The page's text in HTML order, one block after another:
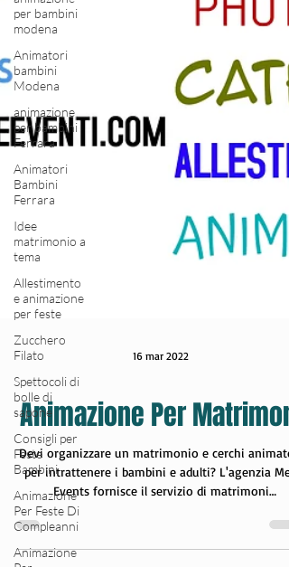
per bambini
modena
Animatori
bambini
Modena
animazione
per bambini
Ferrara
Animatori
Bambini
Ferrara
Idee
matrimonio a
tema
Allestimento
e animazione
per feste
Zucchero
Filato
Spettocoli di
bolle di
sapone
Consigli per
Feste
Bambini
Animazione
Per Feste Di
Compleanni
Animazione
Animazione Per Matrimoni
Devi organizzare un matrimonio e cerchi
per intrattenere i bambini e adulti? L'agenzia Med
Events fornisce il servizio di matrimoni
dall'allestimento e addobbo all'animazione per